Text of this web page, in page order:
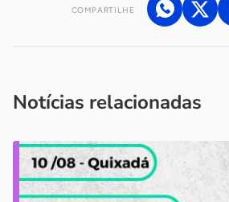
COMPARTILHE
Notícias relacionadas